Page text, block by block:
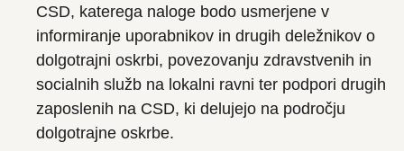
CSD, katerega naloge bodo usmerjene v
informiranje uporabnikov in drugih deležnikov o
dolgotrajni oskrbi, povezovanju zdravstvenih in
socialnih služb na lokalni ravni ter podpori drugih
zaposlenih na CSD, ki delujejo na področju
dolgotrajne oskrbe.